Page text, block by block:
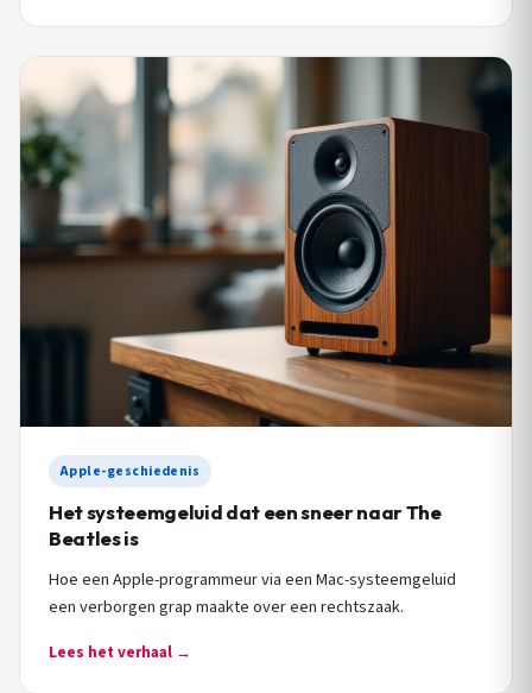
Apple-geschiedenis
Het systeemgeluid dat een sneer naar The
Beatles is
Hoe een Apple-programmeur via een Mac-systeemgeluid
een verborgen grap maakte over een rechtszaak.
Lees het verhaal →